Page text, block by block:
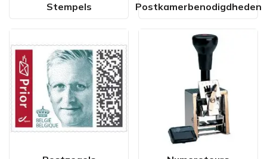
Stempels Postkamerbenodigdheden